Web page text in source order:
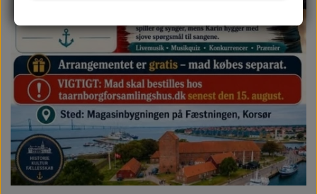
Mandags banko
Torsdags banko
Tårnborg Forsamlingshus
Forpagter
Lokaler
Smiley
Billeder
Tårnborg Forsamlingshus
Kontakt